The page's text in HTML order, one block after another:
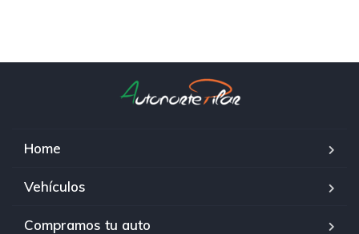
Home
Vehículos
Compramos tu auto